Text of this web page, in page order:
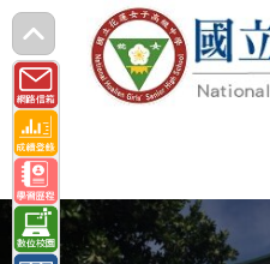
跳
轉
至
主
要
內
容